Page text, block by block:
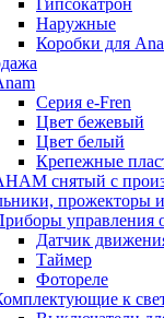
Гипсокатрон
Наружные
Коробки для
Серия e-Fren
Цвет бежевый
Цвет белый
Крепежные
снятый с
прожекторы
управления
Датчик
Таймер
Фотореле
к